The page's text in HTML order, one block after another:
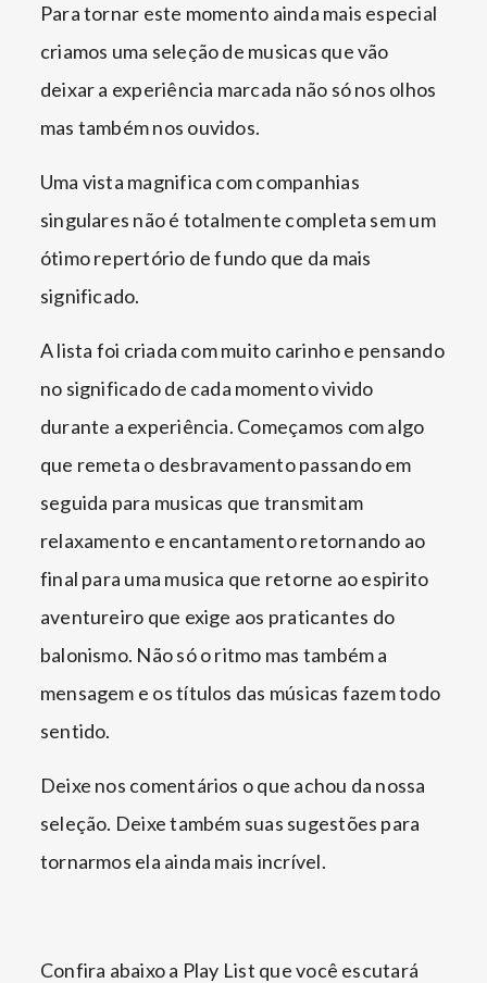
Para tornar este momento ainda mais especial
criamos uma seleção de musicas que vão
deixar a experiência marcada não só nos olhos
mas também nos ouvidos.
Uma vista magnifica com companhias
singulares não é totalmente completa sem um
ótimo repertório de fundo que da mais
significado.
A lista foi criada com muito carinho e pensando
no significado de cada momento vivido
durante a experiência. Começamos com algo
que remeta o desbravamento passando em
seguida para musicas que transmitam
relaxamento e encantamento retornando ao
final para uma musica que retorne ao espirito
aventureiro que exige aos praticantes do
balonismo. Não só o ritmo mas também a
mensagem e os títulos das músicas fazem todo
sentido.
Deixe nos comentários o que achou da nossa
seleção. Deixe também suas sugestões para
tornarmos ela ainda mais incrível.
Confira abaixo a Play List que você escutará